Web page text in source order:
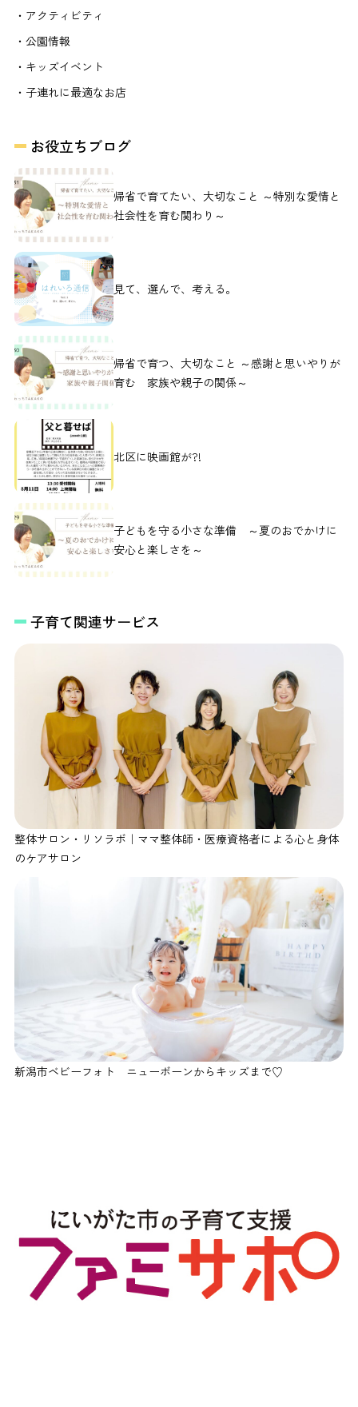
・アクティビティ
・公園情報
・キッズイベント
・子連れに最適なお店
お役立ちブログ
帰省で育てたい、大切なこと ～特別な愛情と
社会性を育む関わり～
見て、選んで、考える。
帰省で育つ、大切なこと ～感謝と思いやりが
育む 家族や親子の関係～
北区に映画館が?!
子どもを守る小さな準備 ～夏のおでかけに
安心と楽しさを～
子育て関連サービス
整体サロン・リソラボ｜ママ整体師・医療資格者による心と身体
のケアサロン
新潟市ベビーフォト ニューボーンからキッズまで♡